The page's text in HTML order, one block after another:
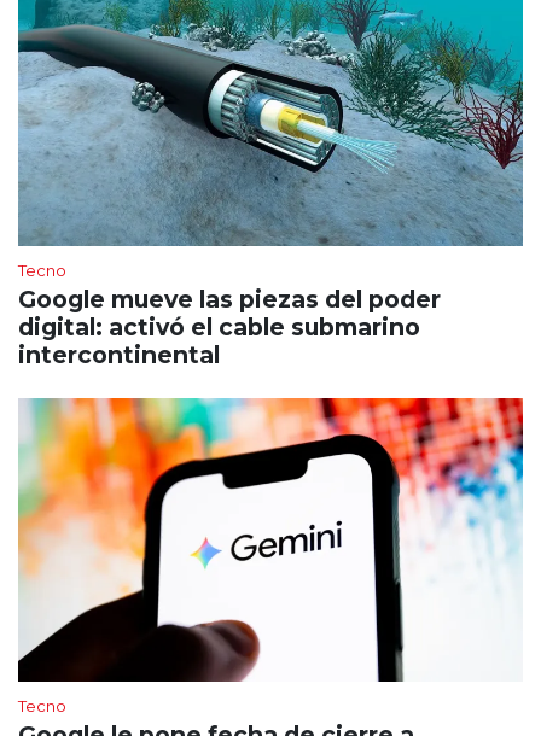
Tecno
Google mueve las piezas del poder
digital: activó el cable submarino
intercontinental
Tecno